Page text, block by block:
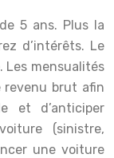
5 ans. Plus la
d’intérêts. Le
Les mensualités
revenu brut afin
et d’anticiper
(sinistre,
une voiture